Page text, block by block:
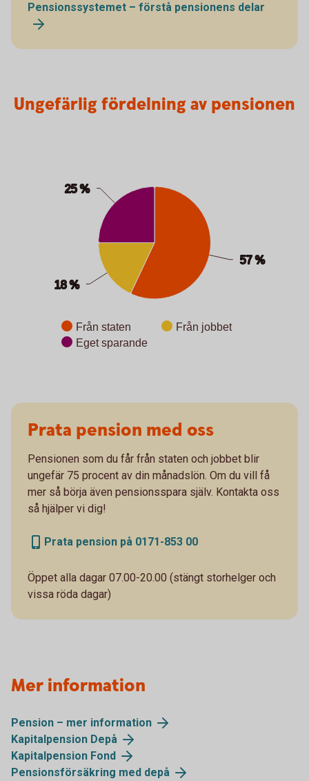
Pensionssystemet – förstå pensionens delar
Ungefärlig fördelning av pensionen
Pie chart with 3 slices.
Ungefärlig fördelning av pensionen
57 %
57 %
18 %
18 %
25 %
25 %
Från staten
Från jobbet
Eget sparande
Prata pension med oss
Pensionen som du får från staten och jobbet blir
ungefär 75 procent av din månadslön. Om du vill få
mer så börja även pensionsspara själv. Kontakta oss
så hjälper vi dig!
Prata pension på 0171-853 00
Öppet alla dagar 07.00-20.00 (stängt storhelger och
vissa röda dagar)
Mer information
Pension – mer information
Kapitalpension Depå
Kapitalpension Fond
Pensionsförsäkring med depå